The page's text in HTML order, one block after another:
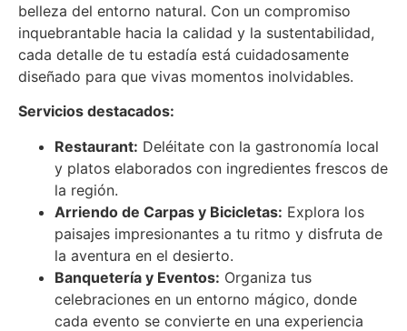
belleza del entorno natural. Con un compromiso
inquebrantable hacia la calidad y la sustentabilidad,
cada detalle de tu estadía está cuidadosamente
diseñado para que vivas momentos inolvidables.
Servicios destacados:
Restaurant: Deléitate con la gastronomía local
y platos elaborados con ingredientes frescos de
la región.
Arriendo de Carpas y Bicicletas: Explora los
paisajes impresionantes a tu ritmo y disfruta de
la aventura en el desierto.
Banquetería y Eventos: Organiza tus
celebraciones en un entorno mágico, donde
cada evento se convierte en una experiencia